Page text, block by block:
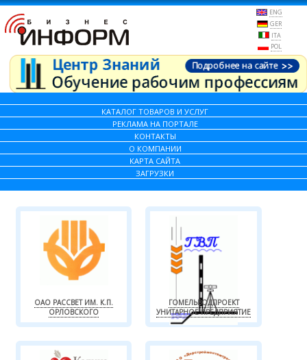
ENG
GER
ITA
POL
КАТАЛОГ ТОВАРОВ И УСЛУГ
РЕКЛАМА НА ПОРТАЛЕ
КОНТАКТЫ
О КОМПАНИИ
КАРТА САЙТА
ЗАГРУЗКИ
ОАО РАССВЕТ ИМ. К.П.
ОРЛОВСКОГО
ГОМЕЛЬВОДПРОЕКТ
УНИТАРНОЕ ПРЕДПРИЯТИЕ